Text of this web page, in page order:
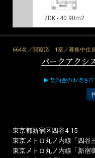
2DK - 40.90m2
664名／閲覧済 1室／募集中住
パークアクシ
▶ 契約金のお得さ